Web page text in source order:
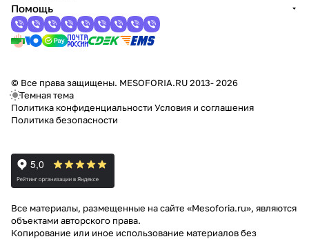
Помощь
© Все права защищены. MESOFORIA.RU 2013- 2026
Темная тема
Политика конфиденциальности Условия и соглашения
Политика безопасности
Все материалы, размещенные на сайте «Mesoforia.ru», являются
объектами авторского права.
Копирование или иное использование материалов без